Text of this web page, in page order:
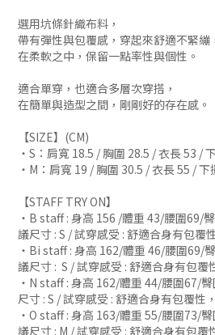
選用坑條針織布料，
帶有彈性與包覆感，穿起來舒適不緊繃
在柔軟之中，保留一點率性與個性。
適合單穿，也適合多層次穿搭，
在簡單與造型之間，剛剛好的存在感。
【SIZE】(CM)
・S：肩寬 18.5 / 胸圍 28.5 / 衣長 53 /
・M：肩寬 19 / 胸圍 30.5 / 衣長 55 / 下
【STAFF TRY ON】
・B staff : 身高 156 /體重 43/腰圍69/
議尺寸 : S / 試穿感受 : 舒適合身有包覆
・Bi staff : 身高 162/體重 46/腰圍69/
議尺寸 : S / 試穿感受 : 舒適合身有包
・N staff : 身高 162/體重 44/腰圍67/
尺寸 : S / 試穿感受 : 舒適合身有包覆性
・O staff : 身高 163/體重 55/腰圍73/
議尺寸 : M / 試穿感受 : 舒適合身有包